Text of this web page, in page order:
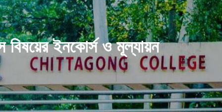
বিষয়ের ইনকোর্স ও মূল্যায়ন